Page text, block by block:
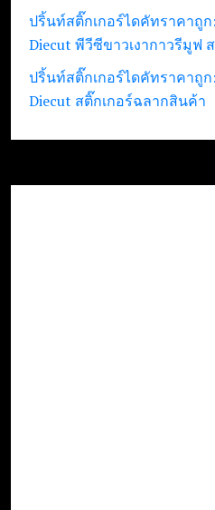
ปริ้นท์สติ๊กเกอร์ไดคัทราคาถู
Diecut พีวีซีขาวเงากาวรีมูฟ
ปริ้นท์สติ๊กเกอร์ไดคัทราคาถู
Diecut สติ๊กเกอร์ฉลากสินค้า